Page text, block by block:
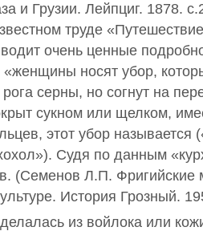
и Грузии. Лейпциг. 1878.
труде
очень ценные
«женщины носят убор,
серны, но согнут на
сукном или щелком,
этот убор называется
Судя по данным
(Семенов Л.П. Фригийские
История Грозный.
из войлока или